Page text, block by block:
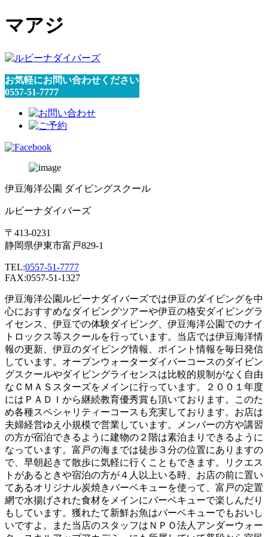
マアジ
お気軽にお問い合わせください
0557-51-7777
伊豆海洋公園 ダイビングスクール
ルビーナダイバーズ
〒413-0231
静岡県伊東市富戸829-1
TEL:0557-51-7777
FAX:0557-51-1327
伊豆海洋公園ルビーナダイバーズでは伊豆のダイビングを中
心におすすめなダイビングツアーや伊豆の格安ダイビングラ
イセンス、伊豆での体験ダイビング、伊豆海洋公園でのナイ
トロックス等スクールを行っています。当店では伊豆海洋情
報の更新、伊豆のダイビング情報、ポイント情報を毎日発信
しています。オープンウォーターダイバーコースのダイビン
グスクールやダイビングライセンスは比較的規制がなく自由
なＣＭＡＳスターズをメインに行っています。２００１年度
にはＰＡＤＩから継続教育優秀賞も頂いております。このた
め各種スペシャリティーコースも充実しております。お店は
夫婦経営ゆえ小規模で営業しています。メンバーの方や講習
の方が宿泊できるように建物の２階は素泊まりできるように
なっています。富戸の海までは徒歩３分の位置にありますの
で、早朝起きて散歩に気軽に行くこともできます。リクエス
トがあるときや宿泊の方が４人以上いる時、お店の前に置い
てあるオリジナル炭焼きバーベキューを使って、富戸の定置
網で水揚げされた食材をメインにバーベキューで楽しんだり
もしています。獲れたて新鮮お魚はバーベキューでもおいし
いですよ。また当店のスタッフはＮＰＯ法人アンダーウォー